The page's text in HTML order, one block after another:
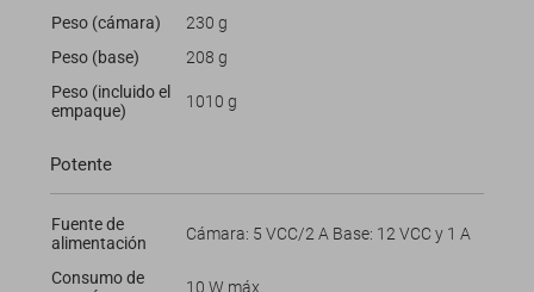
Peso (cámara)
230 g
Peso (base)
208 g
Peso (incluido el
empaque)
1010 g
Potente
Fuente de
alimentación
Cámara: 5 VCC/2 A Base: 12 VCC y 1 A
Consumo de
10 W máx.